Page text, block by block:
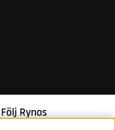
Följ Rynos